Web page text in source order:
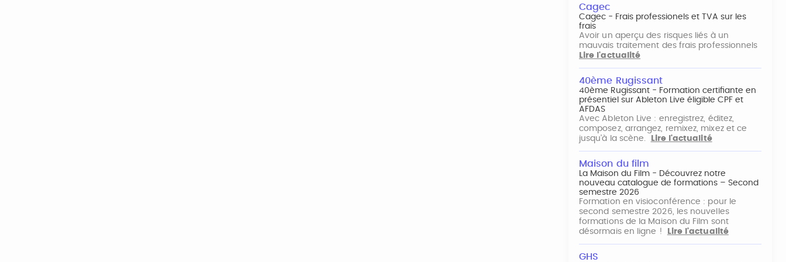
Cagec
Cagec - Frais professionels et TVA sur les
frais
Avoir un aperçu des risques liés à un
mauvais traitement des frais professionnels
Lire l'actualité
40ème Rugissant
40ème Rugissant - Formation certifiante en
présentiel sur Ableton Live éligible CPF et
AFDAS
Avec Ableton Live : enregistrez, éditez,
composez, arrangez, remixez, mixez et ce
jusqu'à la scène.
Lire l'actualité
Maison du film
La Maison du Film - Découvrez notre
nouveau catalogue de formations – Second
semestre 2026
Formation en visioconférence : pour le
second semestre 2026, les nouvelles
formations de la Maison du Film sont
désormais en ligne !
Lire l'actualité
GHS